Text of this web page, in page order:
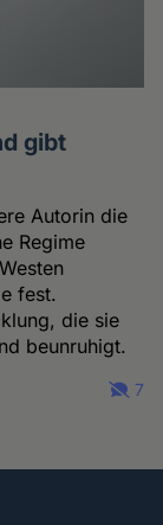
gibt
Autorin die
Regime
fest.
die sie
beunruhigt.
7